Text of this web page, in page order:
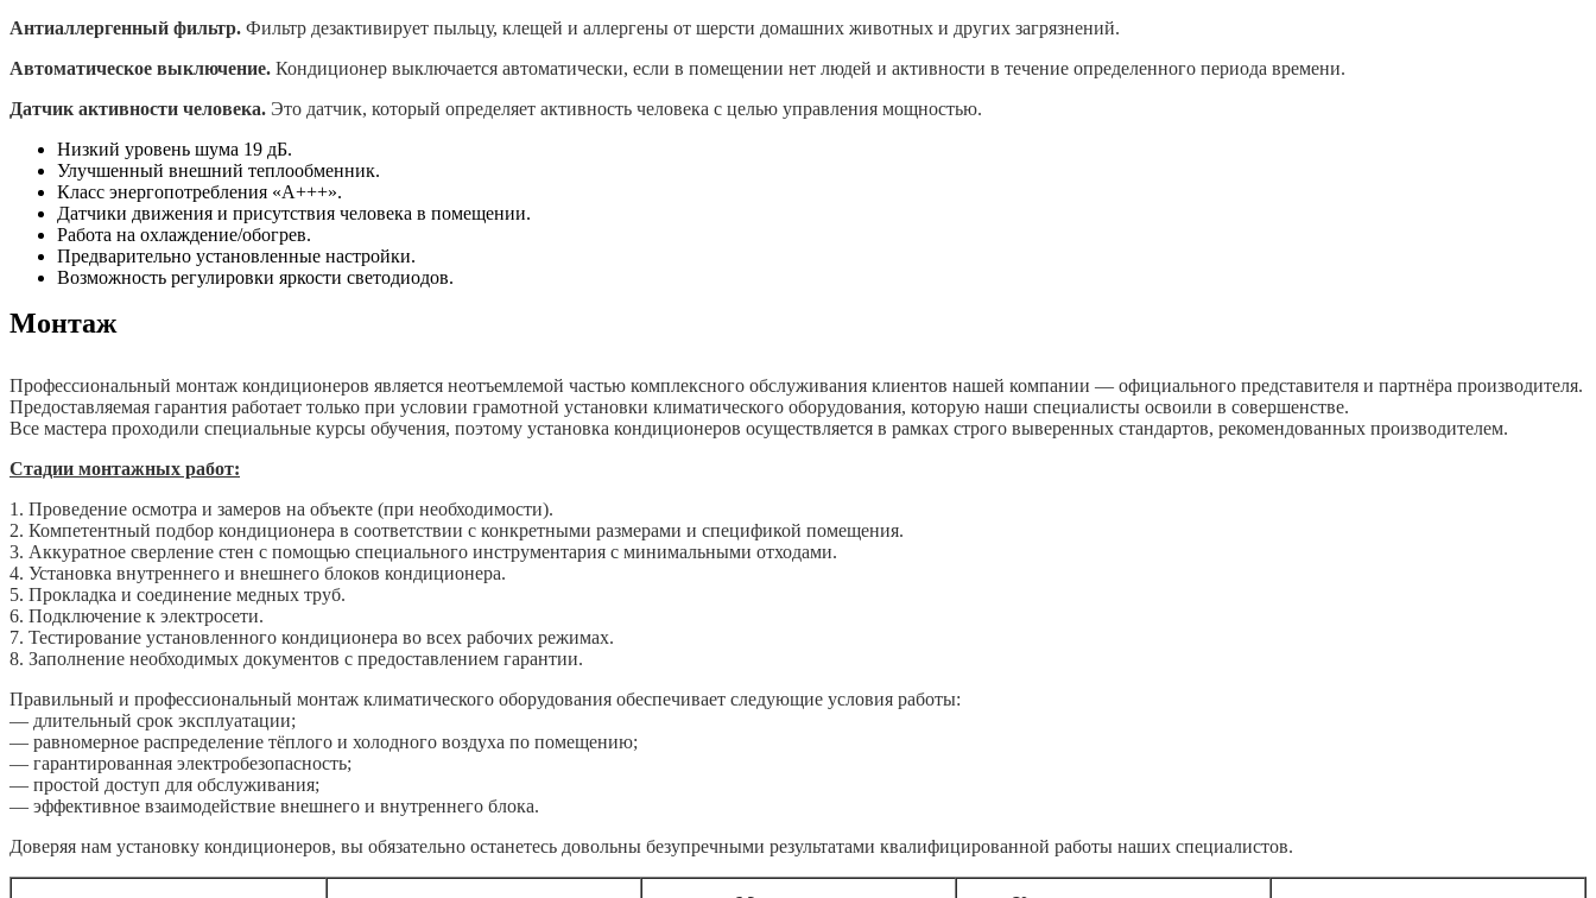
Антиаллергенный фильтр. Фильтр дезактивирует пыльцу, клещей и аллергены от шерсти домашних животных и других загрязнений.
Автоматическое выключение. Кондиционер выключается автоматически, если в помещении нет людей и активности в течение определенного периода времени.
Датчик активности человека. Это датчик, который определяет активность человека с целью управления мощностью.
Низкий уровень шума 19 дБ.
Улучшенный внешний теплообменник.
Класс энергопотребления «А+++».
Датчики движения и присутствия человека в помещении.
Работа на охлаждение/обогрев.
Предварительно установленные настройки.
Возможность регулировки яркости светодиодов.
Монтаж
Профессиональный монтаж кондиционеров является неотъемлемой частью комплексного обслуживания клиентов нашей компании — официального представителя и партнёра производителя.
Предоставляемая гарантия работает только при условии грамотной установки климатического оборудования, которую наши специалисты освоили в совершенстве.
Все мастера проходили специальные курсы обучения, поэтому установка кондиционеров осуществляется в рамках строго выверенных стандартов, рекомендованных производителем.
Стадии монтажных работ:
1. Проведение осмотра и замеров на объекте (при необходимости).
2. Компетентный подбор кондиционера в соответствии с конкретными размерами и спецификой помещения.
3. Аккуратное сверление стен с помощью специального инструментария с минимальными отходами.
4. Установка внутреннего и внешнего блоков кондиционера.
5. Прокладка и соединение медных труб.
6. Подключение к электросети.
7. Тестирование установленного кондиционера во всех рабочих режимах.
8. Заполнение необходимых документов с предоставлением гарантии.
Правильный и профессиональный монтаж климатического оборудования обеспечивает следующие условия работы:
— длительный срок эксплуатации;
— равномерное распределение тёплого и холодного воздуха по помещению;
— гарантированная электробезопасность;
— простой доступ для обслуживания;
— эффективное взаимодействие внешнего и внутреннего блока.
Доверяя нам установку кондиционеров, вы обязательно останетесь довольны безупречными результатами квалифицированной работы наших специалистов.